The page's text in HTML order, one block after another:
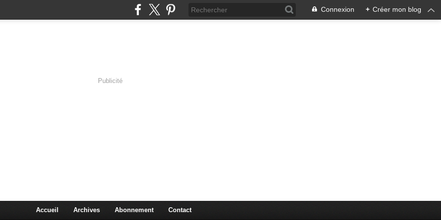
Connexion + Créer mon blog
Publicité
Accueil Archives Abonnement Contact